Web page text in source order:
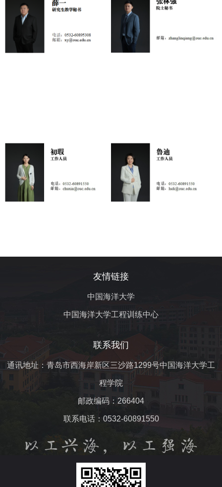
友情链接
中国海洋大学
中国海洋大学工程训练中心
联系我们
通讯地址：青岛市西海岸新区三沙路1299号中国海洋大学工
程学院
邮政编码：266404
联系电话：0532-60891550